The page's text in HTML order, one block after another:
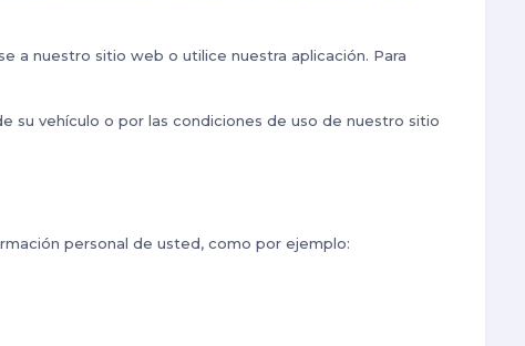
a nuestro sitio web o utilice nuestra aplicación. Para
su vehículo o por las condiciones de uso de nuestro sitio
personal de usted, como por ejemplo: